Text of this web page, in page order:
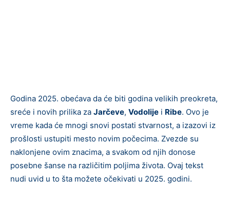
Godina 2025. obećava da će biti godina velikih preokreta,
sreće i novih prilika za Jarčeve, Vodolije i Ribe. Ovo je
vreme kada će mnogi snovi postati stvarnost, a izazovi iz
prošlosti ustupiti mesto novim počecima. Zvezde su
naklonjene ovim znacima, a svakom od njih donose
posebne šanse na različitim poljima života. Ovaj tekst
nudi uvid u to šta možete očekivati u 2025. godini.